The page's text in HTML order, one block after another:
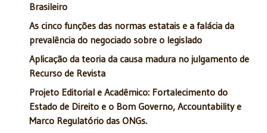
Brasileiro
As cinco funções das normas estatais e a falácia da
prevalência do negociado sobre o legislado
Aplicação da teoria da causa madura no julgamento de
Recurso de Revista
Projeto Editorial e Acadêmico: Fortalecimento do
Estado de Direito e o Bom Governo, Accountability e
Marco Regulatório das ONGs.